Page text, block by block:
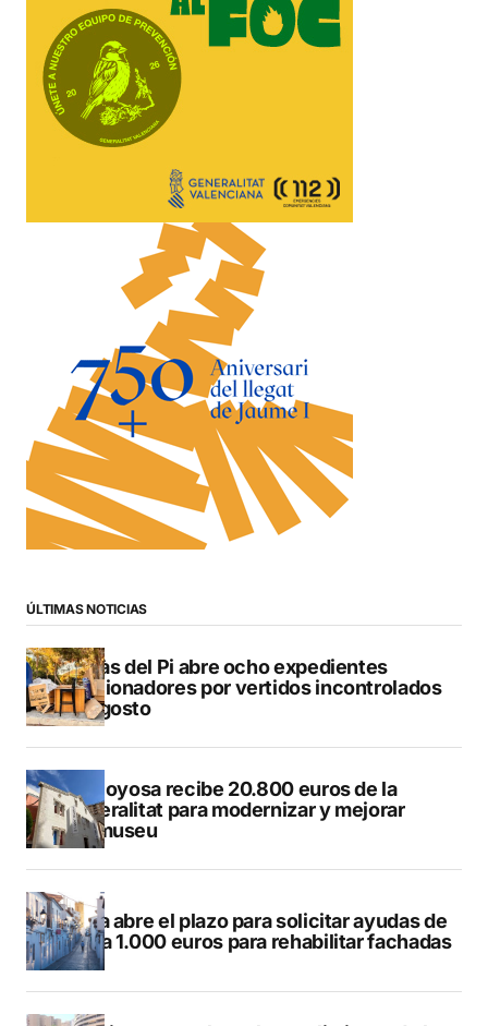
ÚLTIMAS NOTICIAS
L’Alfàs del Pi abre ocho expedientes
sancionadores por vertidos incontrolados
en agosto
Villajoyosa recibe 20.800 euros de la
Generalitat para modernizar y mejorar
Vilamuseu
Altea abre el plazo para solicitar ayudas de
hasta 1.000 euros para rehabilitar fachadas